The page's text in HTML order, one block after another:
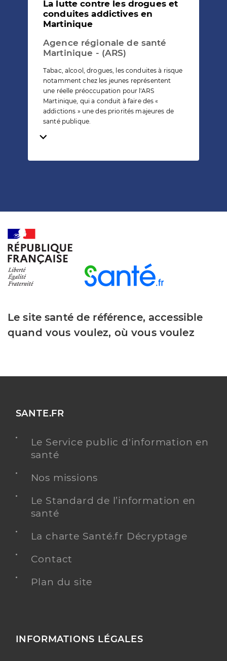
La lutte contre les drogues et
conduites addictives en
Martinique
Agence régionale de santé
Martinique - (ARS)
Tabac, alcool, drogues, les conduites à risque
notamment chez les jeunes représentent
une réelle préoccupation pour l'ARS
Martinique, qui a conduit à faire des «
addictions » une des priorités majeures de
santé publique.
Temps de lecture
Le site santé de référence, accessible
quand vous voulez, où vous voulez
SANTE.FR
Le Service public d'information en
santé
Nos missions
Le Standard de l’information en
santé
La charte Santé.fr Décryptage
Contact
Plan du site
INFORMATIONS LÉGALES